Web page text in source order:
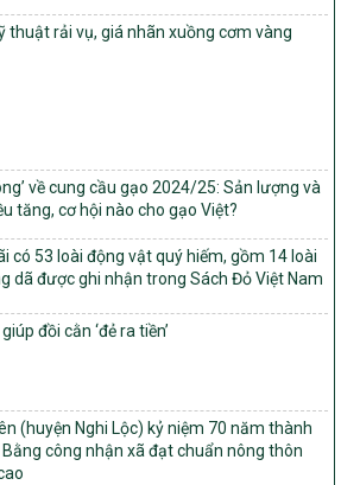
tự, thủ tục, hồ sơ xét, công nhận, công bố
nhận xã đạt chuẩn nông thôn mới, xã
đại và tỉnh, thành phố hoàn thành nhiệm
giai đoạn 2026 – 2030
QĐ-TTg
chí, định mức phân bổ ngân sách trung
ngân sách của địa phương thực hiện
gia xây dựng nông thôn mới, giảm
triển kinh tế – xã hội vùng đồng bào dân
giai đoạn 2026 – 2030
các xã thuộc nhóm 1, nhóm 2, nhóm 3
mới giai đoạn 2026-2030 trên địa bàn
Dự án liên kết theo chuỗi giá trị thuộc
Mục tiêu quốc gia Giảm nghèo bền vững
kéo dài sang năm 2026
thuật rải vụ, giá nhãn xuồng cơm vàng
về cung cầu gạo 2024/25: Sản lượng và
tăng, cơ hội nào cho gạo Việt?
có 53 loài động vật quý hiếm, gồm 14 loài
dã được ghi nhận trong Sách Đỏ Việt Nam
đồi cằn ‘đẻ ra tiền’
(huyện Nghi Lộc) kỷ niệm 70 năm thành
Bằng công nhận xã đạt chuẩn nông thôn